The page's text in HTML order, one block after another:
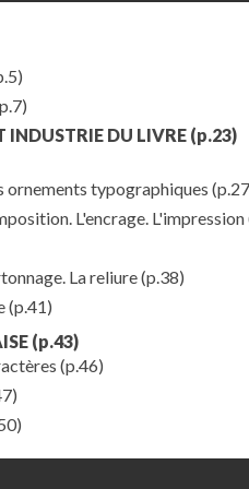
INDUSTRIE DU LIVRE (p.23)
ornements typographiques
L'encrage. L'impression
La reliure(p.38)
(p.41)
(p.43)
(p.46)